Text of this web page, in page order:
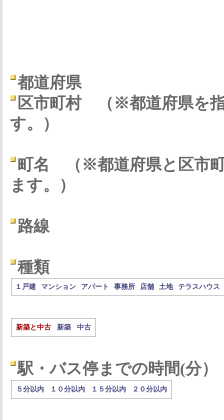
都道府県
区市町村
（※都道府県を
す。）
町名
（※都道府県と区市
ます。）
路線
種類
１戸建 マンション アパート 事務所 店舗 土地 テラスハウス
新築と中古 新築 中古
駅・バス停までの時間(分）
５分以内 １０分以内 １５分以内 ２０分以内